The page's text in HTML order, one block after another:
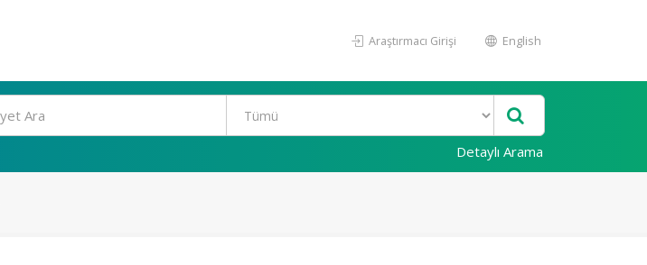
Araştırmacı Girişi English
Detaylı Arama